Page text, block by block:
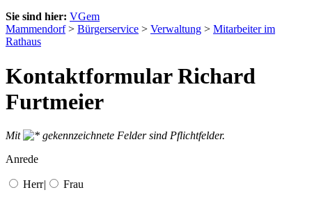
Sie sind hier: VGem
Mammendorf> Bürgerservice > Verwaltung > Mitarbeiter im
Rathaus
Kontaktformular Richard
Furtmeier
Mit
gekennzeichnete Felder sind Pflichtfelder.
Anrede
Herr| Frau